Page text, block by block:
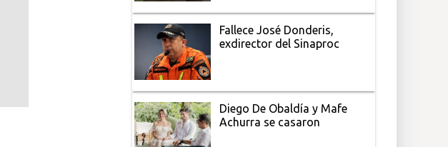
Fallece José Donderis,
exdirector del Sinaproc
Diego De Obaldía y Mafe
Achurra se casaron